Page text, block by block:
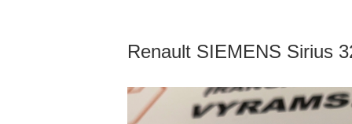
Renault SIEMENS Sirius